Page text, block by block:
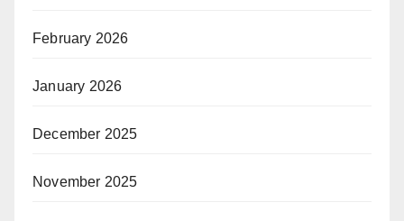
February 2026
January 2026
December 2025
November 2025